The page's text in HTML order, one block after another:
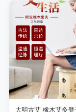
大明古艾 橡木艾灸